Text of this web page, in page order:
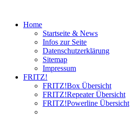
Home
Startseite & News
Infos zur Seite
Datenschutzerklärung
Sitemap
Impressum
FRITZ!
FRITZ!Box Übersicht
FRITZ!Repeater Übersicht
FRITZ!Powerline Übersicht